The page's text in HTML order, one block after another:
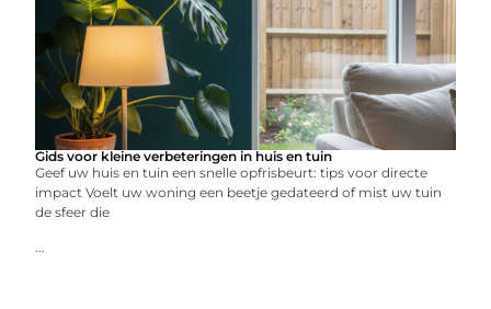
Gids voor kleine verbeteringen in huis en tuin
Geef uw huis en tuin een snelle opfrisbeurt: tips voor directe
impact Voelt uw woning een beetje gedateerd of mist uw tuin
de sfeer die
...